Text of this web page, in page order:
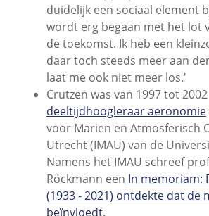
duidelijk een sociaal element
wordt erg begaan met het lot
de toekomst. Ik heb een
daar toch steeds meer aan
laat me ook niet meer los.’
Crutzen was van 1997 tot 2002
deeltijdhoogleraar aeronomie
voor Marien en Atmosferisch
Utrecht (IMAU) van de
Namens het IMAU schreef
Röckmann een In memoriam:
(1933 - 2021) ontdekte dat de
beïnvloedt.